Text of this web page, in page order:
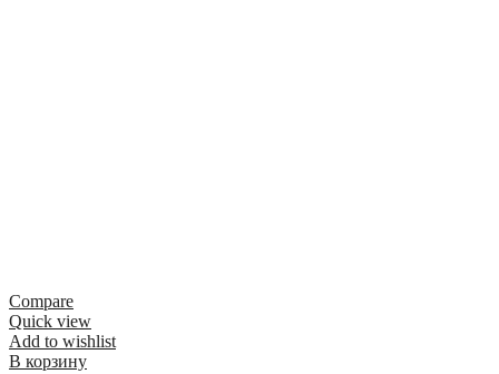
Compare
Quick view
Add to wishlist
В корзину